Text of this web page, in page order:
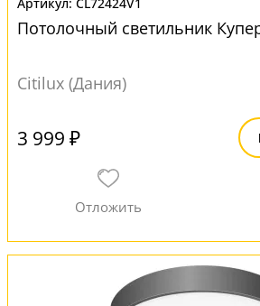
Потолочный светильник
Citilux (Дания)
3 999 ₽